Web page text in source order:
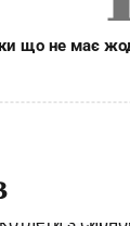
що не має